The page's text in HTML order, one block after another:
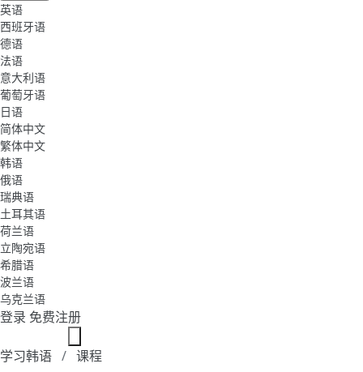
英语
西班牙语
德语
法语
意大利语
葡萄牙语
日语
简体中文
繁体中文
韩语
俄语
瑞典语
土耳其语
荷兰语
立陶宛语
希腊语
波兰语
乌克兰语
登录 免费注册
学习韩语 课程